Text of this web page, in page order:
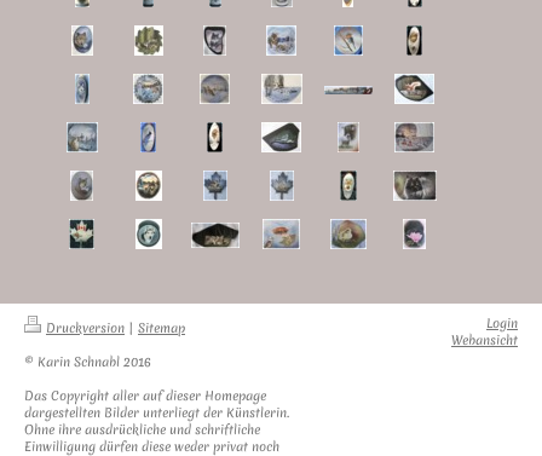
Druckversion | Sitemap
© Karin Schnabl 2016
Das Copyright aller auf dieser Homepage
dargestellten Bilder unterliegt der Künstlerin.
Ohne ihre ausdrückliche und schriftliche
Einwilligung dürfen diese weder privat noch
Login
Webansicht